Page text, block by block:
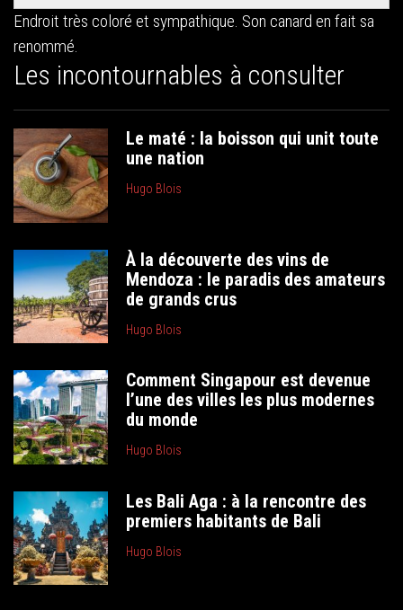
Endroit très coloré et sympathique. Son canard en fait sa
renommé.
Les incontournables à consulter
Le maté : la boisson qui unit toute
une nation
Hugo Blois
À la découverte des vins de
Mendoza : le paradis des amateurs
de grands crus
Hugo Blois
Comment Singapour est devenue
l’une des villes les plus modernes
du monde
Hugo Blois
Les Bali Aga : à la rencontre des
premiers habitants de Bali
Hugo Blois